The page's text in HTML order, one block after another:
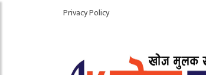
Privacy Policy